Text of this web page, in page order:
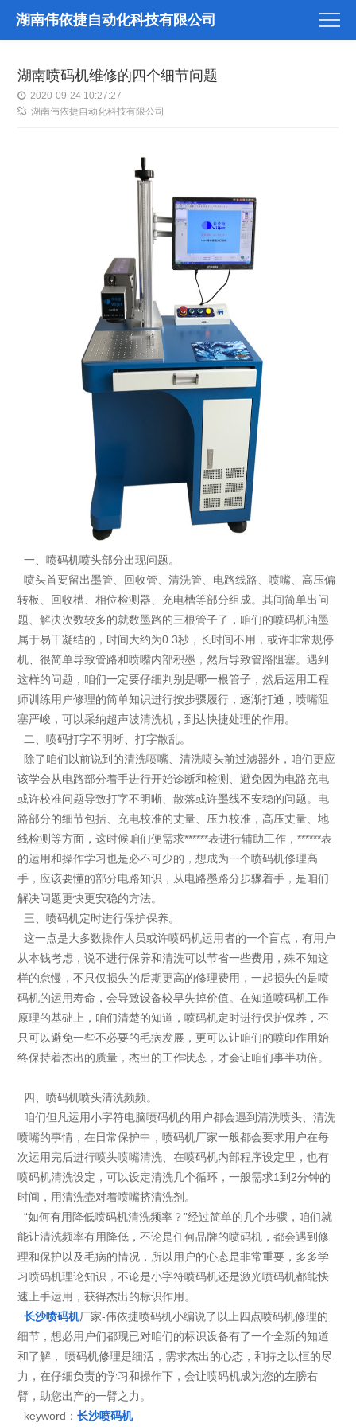
湖南伟依捷自动化科技有限公司
湖南喷码机维修的四个细节问题
2020-09-24 10:27:27
湖南伟依捷自动化科技有限公司
一、喷码机喷头部分出现问题。
喷头首要留出墨管、回收管、清洗管、电路线路、喷嘴、高压偏
转板、回收槽、相位检测器、充电槽等部分组成。其间简单出问
题、解决次数较多的就数墨路的三根管子了，咱们的喷码机油墨
属于易干凝结的，时间大约为0.3秒，长时间不用，或许非常规停
机、很简单导致管路和喷嘴内部积墨，然后导致管路阻塞。遇到
这样的问题，咱们一定要仔细判别是哪一根管子，然后运用工程
师训练用户修理的简单知识进行按步骤履行，逐渐打通，喷嘴阻
塞严峻，可以采纳超声波清洗机，到达快捷处理的作用。
二、喷码打字不明晰、打字散乱。
除了咱们以前说到的清洗喷嘴、清洗喷头前过滤器外，咱们更应
该学会从电路部分着手进行开始诊断和检测、避免因为电路充电
或许校准问题导致打字不明晰、散落或许墨线不安稳的问题。电
路部分的细节包括、充电校准的丈量、压力校准，高压丈量、地
线检测等方面，这时候咱们便需求******表进行辅助工作，******表
的运用和操作学习也是必不可少的，想成为一个喷码机修理高
手，应该要懂的部分电路知识，从电路墨路分步骤着手，是咱们
解决问题更快更安稳的方法。
三、喷码机定时进行保护保养。
这一点是大多数操作人员或许喷码机运用者的一个盲点，有用户
从本钱考虑，说不进行保养和清洗可以节省一些费用，殊不知这
样的怠慢，不只仅损失的后期更高的修理费用，一起损失的是喷
码机的运用寿命，会导致设备较早失掉价值。在知道喷码机工作
原理的基础上，咱们清楚的知道，喷码机定时进行保护保养，不
只可以避免一些不必要的毛病发展，更可以让咱们的喷印作用始
终保持着杰出的质量，杰出的工作状态，才会让咱们事半功倍。
四、喷码机喷头清洗频频。
咱们但凡运用小字符电脑喷码机的用户都会遇到清洗喷头、清洗
喷嘴的事情，在日常保护中，喷码机厂家一般都会要求用户在每
次运用完后进行喷头喷嘴清洗、在喷码机内部程序设定里，也有
喷码机清洗设定，可以设定清洗几个循环，一般需求1到2分钟的
时间，用清洗壶对着喷嘴挤清洗剂。
“如何有用降低喷码机清洗频率？”经过简单的几个步骤，咱们就
能让清洗频率有用降低，不论是任何品牌的喷码机，都会遇到修
理和保护以及毛病的情况，所以用户的心态是非常重要，多多学
习喷码机理论知识，不论是小字符喷码机还是激光喷码机都能快
速上手运用，获得杰出的标识作用。
长沙喷码机厂家-伟依捷喷码机小编说了以上四点喷码机修理的
细节，想必用户们都现已对咱们的标识设备有了一个全新的知道
和了解， 喷码机修理是细活，需求杰出的心态，和持之以恒的尽
力，在仔细负责的学习和操作下，会让喷码机成为您的左膀右
臂，助您出产的一臂之力。
keyword：长沙喷码机